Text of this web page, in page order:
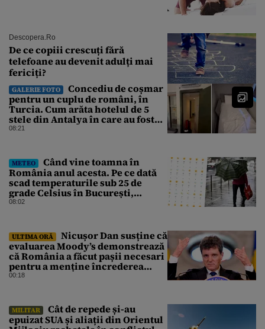
Descopera.ro
De ce copiii crescuți fără
telefoane au devenit adulți mai
fericiți?
GALERIE FOTO
Concediu de coșmar
pentru un cuplu de români, în
Turcia. Cum arăta hotelul de 5
stele din Antalya în care au fost
cazați
08:21
METEO
Când vine toamna în
România anul acesta. Pe ce dată
scad temperaturile sub 25 de
grade Celsius în București,
potrivit meteorologilor
08:02
ULTIMA ORĂ
Nicușor Dan susține că
evaluarea Moody’s demonstrează
că România a făcut pașii necesari
pentru a menține încrederea
investitorilor: „Totuși,
00:18
MILITAR
Cât de repede și-au
epuizat SUA și aliații din Orientul